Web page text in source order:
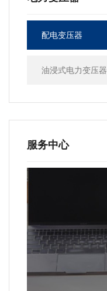
配电变压器
油浸式电力变压器
服务中心